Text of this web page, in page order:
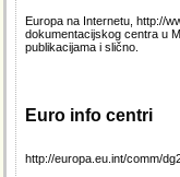
Europa na Internetu, http://
dokumentacijskog centra u
publikacijama i slično.
Euro info centri
http://europa.eu.int/comm/